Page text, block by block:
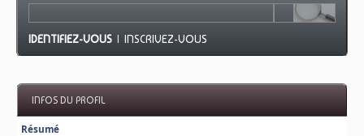
IDENTIFIEZ-VOUS |INSCRIVEZ-VOUS
INFOS DU PROFIL
Résumé